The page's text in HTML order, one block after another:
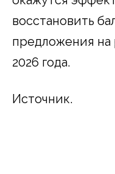
восстановить
предложения на
2026 года.
Источник.